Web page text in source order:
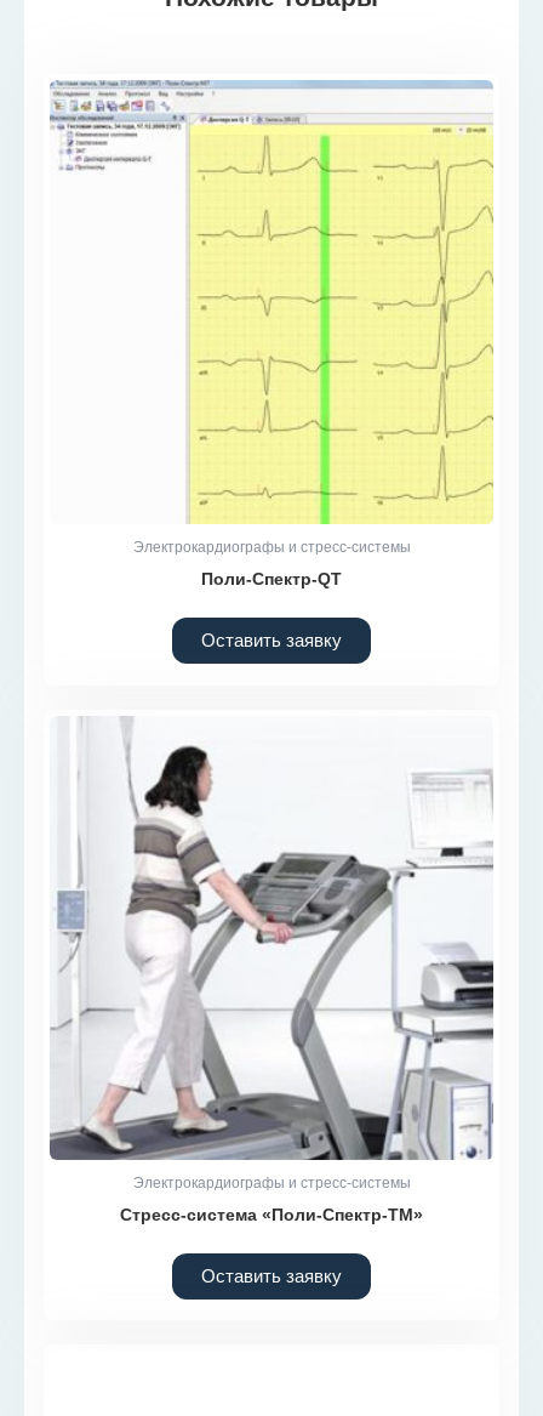
Электрокардиографы и стресс-системы
Поли-Спектр-QT
Оставить заявку
Электрокардиографы и стресс-системы
Стресс-система «Поли-Спектр-ТМ»
Оставить заявку